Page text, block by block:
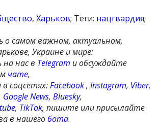
, Харьков; Теги: нацгвардия;
о самом важном, актуальном,
Украине и мире:
на нас в Telegram и обсуждайте
чате,
в соцсетях:Facebook,Instagram, Viber,
Google News,Bluesky,
, TikTok, пишите или присылайте
в нашегобота.